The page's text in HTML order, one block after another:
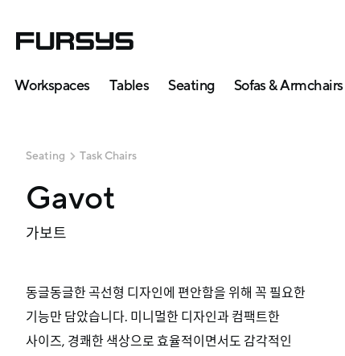
Workspaces Tables Seating Sofas & Armchairs
Seating Task Chairs
Gavot
가보트
동글동글한 곡선형 디자인에 편안함을 위해 꼭 필요한
기능만 담았습니다. 미니멀한 디자인과 컴팩트한
사이즈, 경쾌한 색상으로 효율적이면서도 감각적인